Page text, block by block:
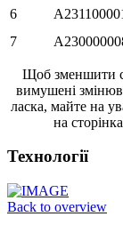
6
7
Щоб зменшити
вимушені
ласка, майте на
на
Технології
Back to overview